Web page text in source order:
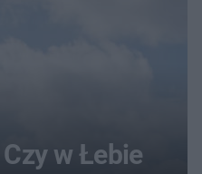
w Łebie